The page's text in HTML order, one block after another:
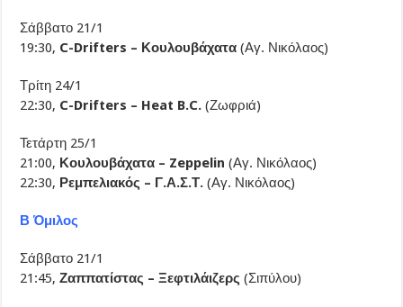
Σάββατο 21/1
19:30, C-Drifters – Κουλουβάχατα(Αγ. Νικόλαος)
Τρίτη 24/1
22:30, C-Drifters – Heat B.C. (Ζωφριά)
Τετάρτη 25/1
21:00, Κουλουβάχατα – Zeppelin (Αγ. Νικόλαος)
22:30, Ρεμπελιακός – Γ.Α.Σ.Τ. (Αγ. Νικόλαος)
Β Όμιλος
Σάββατο 21/1
21:45,Ζαππατίστας – Ξεφτιλάιζερς (Σιπύλου)